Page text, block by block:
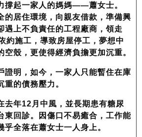
撐起一家人的媽媽——蕭女士。
的居住環境，向親友借款，準備興
遇上不負責任的工程廠商，領走
約施工，導致房屋停工，夢想中
空殼，更使得經濟負擔更加沉重。
證明，如今，一家人只能暫住在庫
重的債務壓力。
去年12月中風，並長期患有糖尿
東回診。因傷口不易癒合，工作能
乎全落在蕭女士一人身上。